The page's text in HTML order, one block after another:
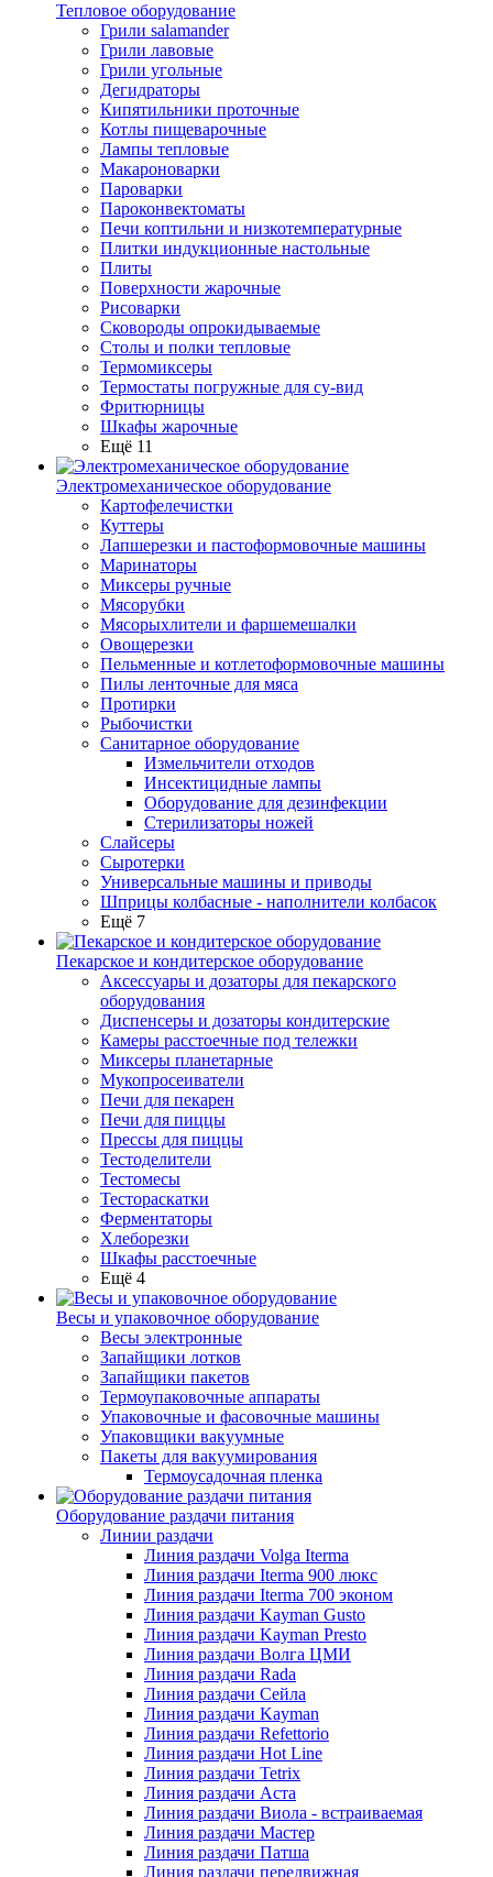
Тепловое оборудование
Грили salamander
Грили лавовые
Грили угольные
Дегидраторы
Кипятильники проточные
Котлы пищеварочные
Лампы тепловые
Макароноварки
Пароварки
Пароконвектоматы
Печи коптильни и низкотемпературные
Плитки индукционные настольные
Плиты
Поверхности жарочные
Рисоварки
Сковороды опрокидываемые
Столы и полки тепловые
Термомиксеры
Термостаты погружные для су-вид
Фритюрницы
Шкафы жарочные
Ещё 11
Электромеханическое оборудование
Картофелечистки
Куттеры
Лапшерезки и пастоформовочные машины
Маринаторы
Миксеры ручные
Мясорубки
Мясорыхлители и фаршемешалки
Овощерезки
Пельменные и котлетоформовочные машины
Пилы ленточные для мяса
Протирки
Рыбочистки
Санитарное оборудование
Измельчители отходов
Инсектицидные лампы
Оборудование для дезинфекции
Стерилизаторы ножей
Слайсеры
Сыротерки
Универсальные машины и приводы
Шприцы колбасные - наполнители колбасок
Ещё 7
Пекарское и кондитерское оборудование
Аксессуары и дозаторы для пекарского
оборудования
Диспенсеры и дозаторы кондитерские
Камеры расстоечные под тележки
Миксеры планетарные
Мукопросеиватели
Печи для пекарен
Печи для пиццы
Прессы для пиццы
Тестоделители
Тестомесы
Тестораскатки
Ферментаторы
Хлеборезки
Шкафы расстоечные
Ещё 4
Весы и упаковочное оборудование
Весы электронные
Запайщики лотков
Запайщики пакетов
Термоупаковочные аппараты
Упаковочные и фасовочные машины
Упаковщики вакуумные
Пакеты для вакуумирования
Термоусадочная пленка
Оборудование раздачи питания
Линии раздачи
Линия раздачи Volga Iterma
Линия раздачи Iterma 900 люкс
Линия раздачи Iterma 700 эконом
Линия раздачи Kayman Gusto
Линия раздачи Kayman Presto
Линия раздачи Волга ЦМИ
Линия раздачи Rada
Линия раздачи Сейла
Линия раздачи Kayman
Линия раздачи Refettorio
Линия раздачи Hot Line
Линия раздачи Tetrix
Линия раздачи Аста
Линия раздачи Виола - встраиваемая
Линия раздачи Мастер
Линия раздачи Патша
Линия раздачи передвижная